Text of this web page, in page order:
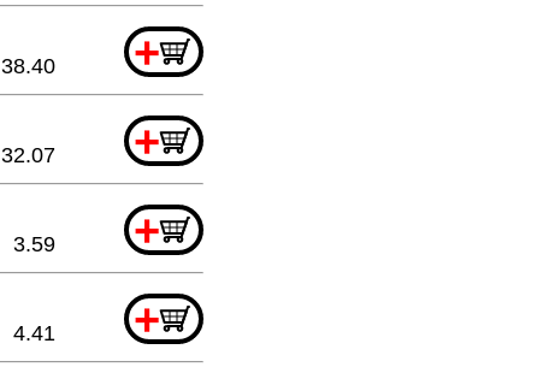
+
38.40
+
32.07
+
3.59
+
4.41